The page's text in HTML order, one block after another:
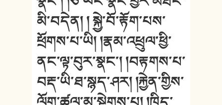
མི་བདེན། ། སྐྱེ་བོ་རྟོག་པས་
ཕྲོགས་པ་ཡི། །རྣམ་འཕྲུལ་ཕྱི་
ནང་ལྟ་བུར་སྣང༌། །བརྟགས་པ་
བརྡ་ཡི་ཐ་སྙད་ཤར། །རྐྱེན་གྱིས་